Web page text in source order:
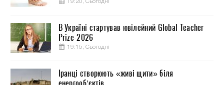
19:20, Сьогодні
В Україні стартував ювілейний Global Teacher
Prize-2026
19:15, Сьогодні
Іранці створюють «живі щити» біля